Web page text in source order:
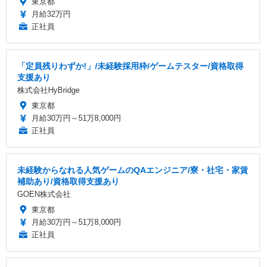
月給32万円
正社員
「定員残りわずか!」/未経験採用枠/ゲームテスター/資格取得
支援あり
株式会社HyBridge
東京都
月給30万円～51万8,000円
正社員
未経験からなれる人気ゲームのQAエンジニア/寮・社宅・家賃
補助あり/資格取得支援あり
GOEN株式会社
東京都
月給30万円～51万8,000円
正社員